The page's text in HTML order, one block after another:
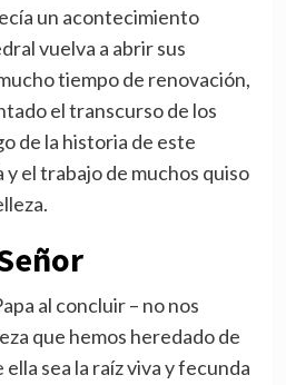
un acontecimiento
vuelva a abrir sus
tiempo de renovación,
el transcurso de los
de la historia de este
y el trabajo de muchos quiso
al concluir – no nos
que hemos heredado de
sea la raíz viva y fecunda